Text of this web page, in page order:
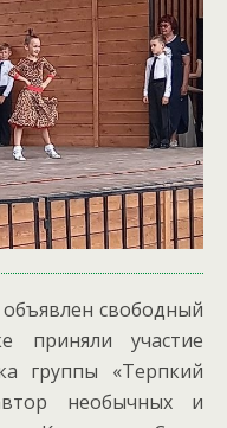
свободный
приняли участие
группы «Терпкий
необычных и